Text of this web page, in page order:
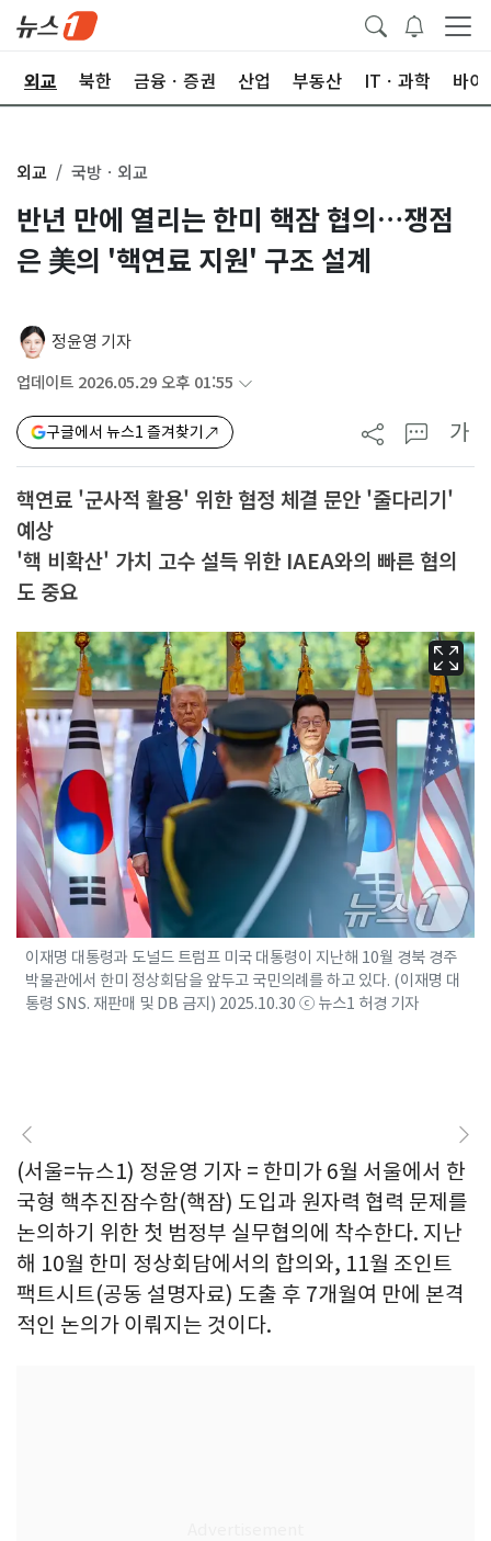
외교 북한 금융ㆍ증권 산업 부동산 ITㆍ과학 바이
외교 국방ㆍ외교
반년 만에 열리는 한미 핵잠 협의…쟁점
은 美의 '핵연료 지원' 구조 설계
정윤영 기자
업데이트 2026.05.29 오후 01:55
구글에서 뉴스1 즐겨찾기 가
핵연료 '군사적 활용' 위한 협정 체결 문안 '줄다리기'
예상
'핵 비확산' 가치 고수 설득 위한 IAEA와의 빠른 협의
도 중요
이재명 대통령과 도널드 트럼프 미국 대통령이 지난해 10월 경북 경주
박물관에서 한미 정상회담을 앞두고 국민의례를 하고 있다. (이재명 대
통령 SNS. 재판매 및 DB 금지) 2025.10.30 ⓒ 뉴스1 허경 기자
(서울=뉴스1) 정윤영 기자 = 한미가 6월 서울에서 한
국형 핵추진잠수함(핵잠) 도입과 원자력 협력 문제를
논의하기 위한 첫 범정부 실무협의에 착수한다. 지난
해 10월 한미 정상회담에서의 합의와, 11월 조인트
팩트시트(공동 설명자료) 도출 후 7개월여 만에 본격
적인 논의가 이뤄지는 것이다.